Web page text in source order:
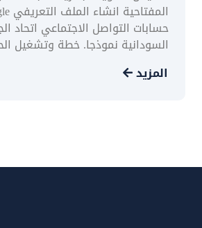
حسابات التواصل الاجتماعي اتحاد
السودانية نموذجا. خطة وتشغيل
المزيد